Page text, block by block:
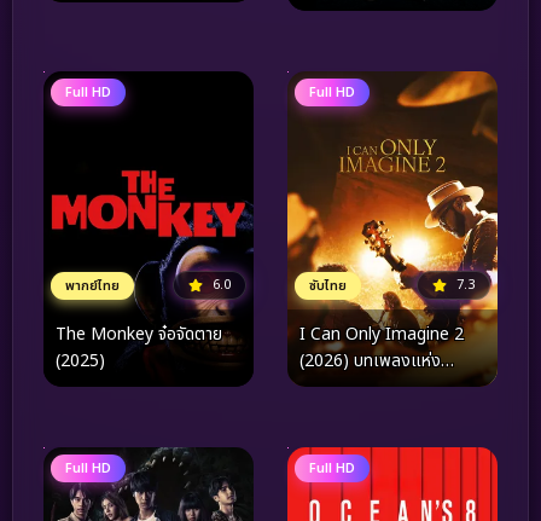
Full HD
พากย์ไทย 6.0
The Monkey จ๋อจัดตาย
(2025)
Full HD
ซับไทย 7.3
I Can Only Imagine 2
(2026) บทเพลงแห่ง
ศรัทธา 2​
Full HD Full HD